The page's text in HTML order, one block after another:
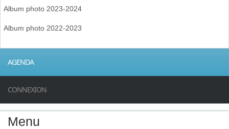
Album photo 2023-2024
Album photo 2022-2023
AGENDA
CONNEXION
Menu